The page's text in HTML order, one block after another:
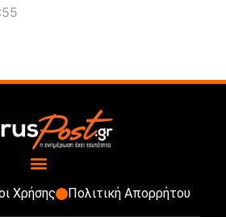
Χρήσης Πολιτική Απορρήτου